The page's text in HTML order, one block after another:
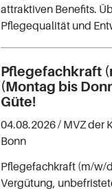
attraktiven Benefits.
Pflegequalität und
Pflegefachkraft
(Montag bis
Güte!
04.08.2026 / MVZ der
Bonn
Pflegefachkraft (m/w/
Vergütung,